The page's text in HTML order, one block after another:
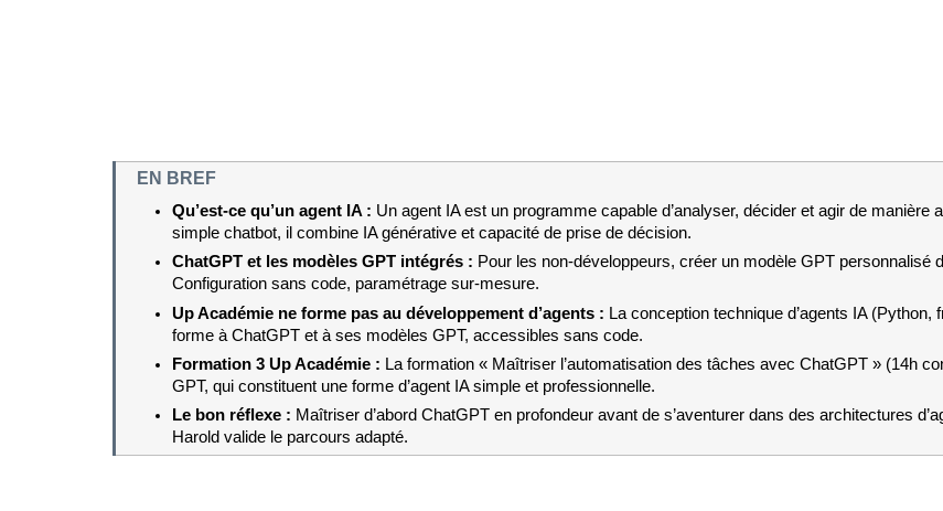
EN BREF
Qu’est-ce qu’un agent IA : Un agent IA est un programme capable d’analyser, décider et agir de manière
simple chatbot, il combine IA générative et capacité de prise de décision.
ChatGPT et les modèles GPT intégrés : Pour les non-développeurs, créer un modèle GPT personnalisé
Configuration sans code, paramétrage sur-mesure.
Up Académie ne forme pas au développement d’agents : La conception technique d’agents IA
forme à ChatGPT et à ses modèles GPT, accessibles sans code.
Formation 3 Up Académie : La formation « Maîtriser l’automatisation des tâches avec ChatGPT » (14h
GPT, qui constituent une forme d’agent IA simple et professionnelle.
Le bon réflexe : Maîtriser d’abord ChatGPT en profondeur avant de s’aventurer dans des architectures
Harold valide le parcours adapté.